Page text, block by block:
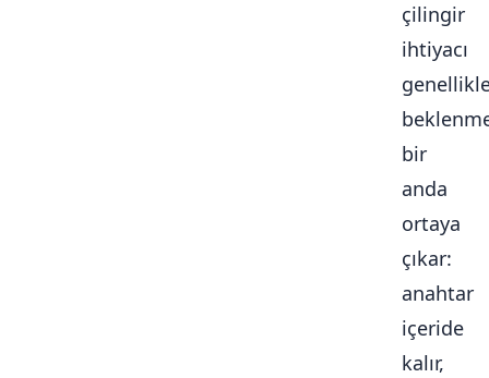
çilingir
ihtiyacı
bir
anda
ortaya
çıkar:
anahtar
içeride
kalır,